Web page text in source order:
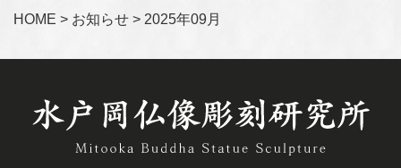
HOME > お知らせ > 2025年09月